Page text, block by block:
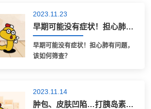
2023.11.23
早期可能没有症状！担心肺有问题，该如何筛查？
早期可能没有症状！担心肺有问题，
该如何筛查？
2023.11.14
肿包、皮肤凹陷…打胰岛素的学问，糖友们都了解吗？